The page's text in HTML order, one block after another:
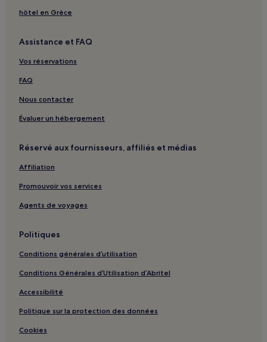
Green Range : hôtels
Albany : Motels
Albany : hôtels Hôtels pas chers
Albany : hôtels 5 étoiles
Albany : hôtels Hôtels d’affaires
Musée de l'ancien commissariat de police : hôtels à proximité
Cable Beach : hôtels à proximité
Back Beach : hôtels à proximité
Cheynes Beach : hôtels à proximité
Kendenup : hôtels
Denmark : hôtels 3 étoiles
Torbay : hôtels
Emu Point : hôtels
Mira Mar : hôtels Hôtels avec parking
Mira Mar : hôtels
Collingwood Park : hôtels Hôtels avec parking
hôtel en Grèce
Assistance et FAQ
Vos réservations
FAQ
Nous contacter
Évaluer un hébergement
Réservé aux fournisseurs, affiliés et médias
Affiliation
Promouvoir vos services
Agents de voyages
Politiques
Conditions générales d’utilisation
Conditions Générales d’Utilisation d’Abritel
Accessibilité
Politique sur la protection des données
Cookies